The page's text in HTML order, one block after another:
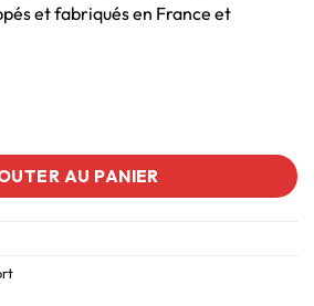
et fabriqués en France et
AU PANIER